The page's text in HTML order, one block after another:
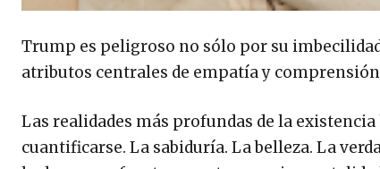
Trump es peligroso no sólo por su
atributos centrales de empatía y
Las realidades más profundas de la
cuantificarse. La sabiduría. La belleza. La